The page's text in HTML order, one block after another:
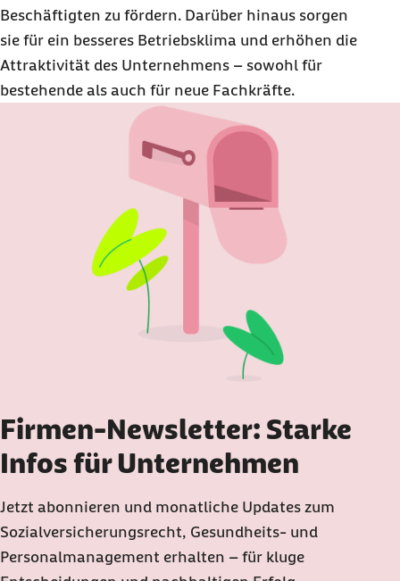
Beschäftigten zu fördern. Darüber hinaus sorgen
sie für ein besseres Betriebsklima und erhöhen die
Attraktivität des Unternehmens – sowohl für
bestehende als auch für neue Fachkräfte.
Firmen-Newsletter: Starke
Infos für Unternehmen
Jetzt abonnieren und monatliche Updates zum
Sozialversicherungsrecht, Gesundheits- und
Personalmanagement erhalten – für kluge